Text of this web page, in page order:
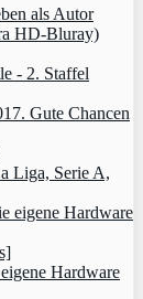
als Autor
HD-Bluray)
- 2. Staffel
Gute Chancen
Liga, Serie A,
eigene Hardware
Hardware